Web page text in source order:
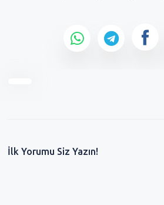
İlk Yorumu Siz Yazın!